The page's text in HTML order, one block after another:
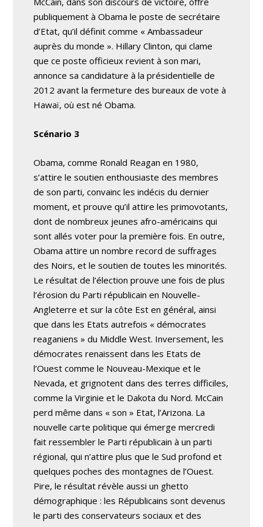
publiquement à Obama le poste de secrétaire
d’Etat, qu’il définit comme « Ambassadeur
auprès du monde ». Hillary Clinton, qui clame
que ce poste officieux revient à son mari,
annonce sa candidature à la présidentielle de
2012 avant la fermeture des bureaux de vote à
Hawaï, où est né Obama.
Scénario 3
Obama, comme Ronald Reagan en 1980,
s’attire le soutien enthousiaste des membres
de son parti, convainc les indécis du dernier
moment, et prouve qu’il attire les primovotants,
dont de nombreux jeunes afro-américains qui
sont allés voter pour la première fois. En outre,
Obama attire un nombre record de suffrages
des Noirs, et le soutien de toutes les minorités.
Le résultat de l’élection prouve une fois de plus
l’érosion du Parti républicain en Nouvelle-
Angleterre et sur la côte Est en général, ainsi
que dans les Etats autrefois « démocrates
reaganiens » du Middle West. Inversement, les
démocrates renaissent dans les Etats de
l’Ouest comme le Nouveau-Mexique et le
Nevada, et grignotent dans des terres difficiles,
comme la Virginie et le Dakota du Nord. McCain
perd même dans « son » Etat, l’Arizona. La
nouvelle carte politique qui émerge mercredi
fait ressembler le Parti républicain à un parti
régional, qui n’attire plus que le Sud profond et
quelques poches des montagnes de l’Ouest.
Pire, le résultat révèle aussi un ghetto
démographique : les Républicains sont devenus
le parti des conservateurs sociaux et des